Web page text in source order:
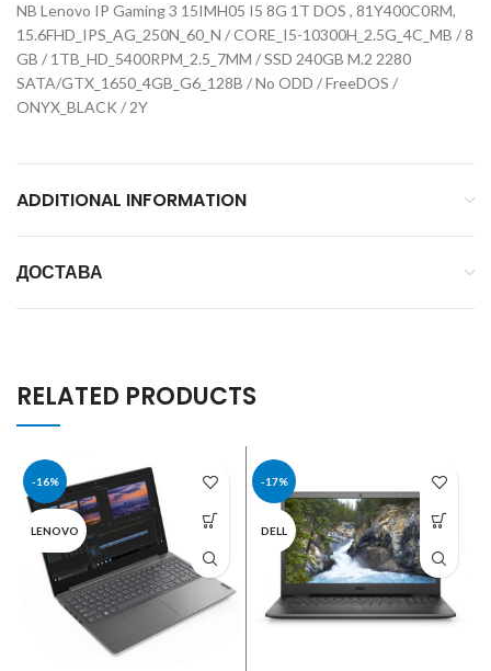
NB Lenovo IP Gaming 3 15IMH05 I5 8G 1T DOS , 81Y400C0RM,
15.6FHD_IPS_AG_250N_60_N / CORE_I5-10300H_2.5G_4C_MB / 8
GB / 1TB_HD_5400RPM_2.5_7MM / SSD 240GB M.2 2280
SATA/GTX_1650_4GB_G6_128B / No ODD / FreeDOS /
ONYX_BLACK / 2Y
ADDITIONAL INFORMATION
ДОСТАВА
RELATED PRODUCTS
-16%
LENOVO
-17%
DELL